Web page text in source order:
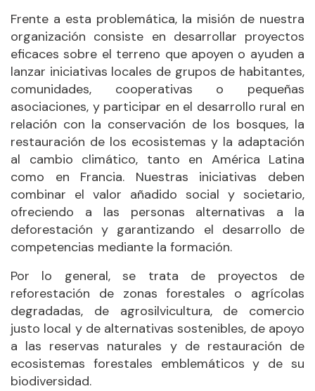
Frente a esta problemática, la misión de nuestra
organización consiste en desarrollar proyectos
eficaces sobre el terreno que apoyen o ayuden a
lanzar iniciativas locales de grupos de habitantes,
comunidades, cooperativas o pequeñas
asociaciones, y participar en el desarrollo rural en
relación con la conservación de los bosques, la
restauración de los ecosistemas y la adaptación
al cambio climático, tanto en América Latina
como en Francia. Nuestras iniciativas deben
combinar el valor añadido social y societario,
ofreciendo a las personas alternativas a la
deforestación y garantizando el desarrollo de
competencias mediante la formación.
Por lo general, se trata de proyectos de
reforestación de zonas forestales o agrícolas
degradadas, de agrosilvicultura, de comercio
justo local y de alternativas sostenibles, de apoyo
a las reservas naturales y de restauración de
ecosistemas forestales emblemáticos y de su
biodiversidad.